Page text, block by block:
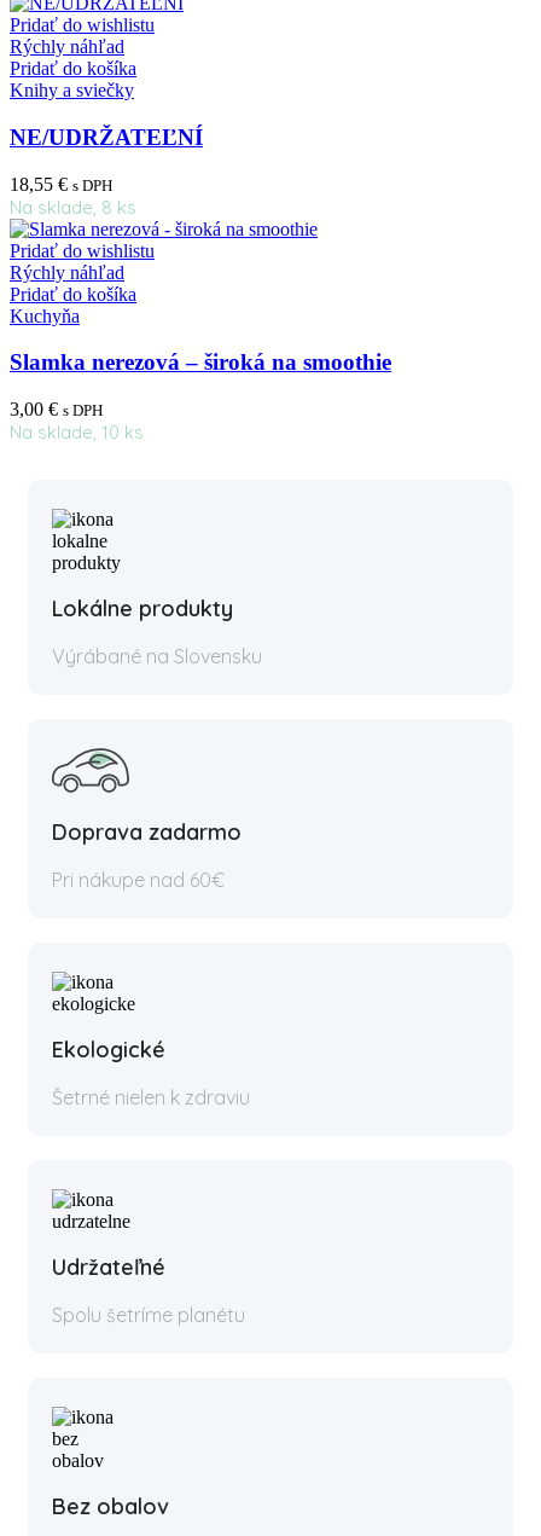
Pridať do wishlistu
Rýchly náhľad
Pridať do košíka
Knihy a sviečky
NE/UDRŽATEĽNÍ
18,55 € s DPH
Na sklade, 8 ks
Pridať do wishlistu
Rýchly náhľad
Pridať do košíka
Kuchyňa
Slamka nerezová – široká na smoothie
3,00 € s DPH
Na sklade, 10 ks
Lokálne produkty
Výrábané na Slovensku
Doprava zadarmo
Pri nákupe nad 60€
Ekologické
Šetrné nielen k zdraviu
Udržateľné
Spolu šetríme planétu
Bez obalov